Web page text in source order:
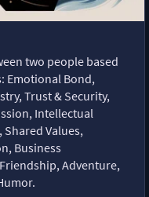
two people based
Emotional Bond,
Trust & Security,
Intellectual
Values,
Business
Adventure,